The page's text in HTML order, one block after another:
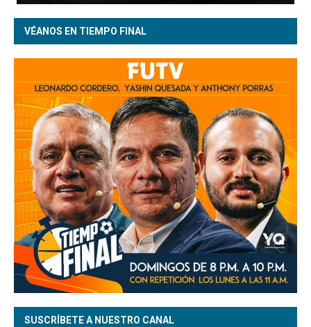
VÉANOS EN TIEMPO FINAL
SUSCRÍBETE A NUESTRO CANAL